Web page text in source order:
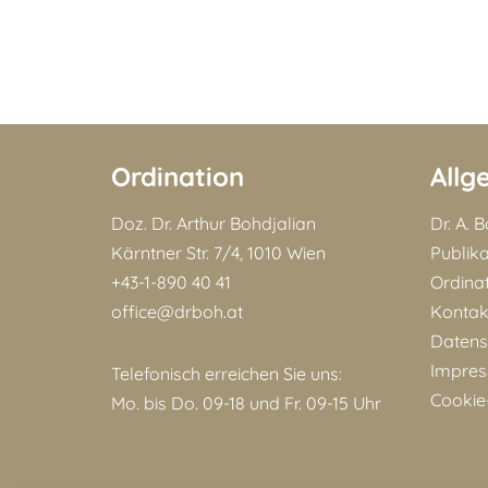
Ordination
Doz. Dr. Arthur Bohdjalian
Kärntner Str. 7/4, 1010 Wien
+43-1-890 40 41
office@drboh.at
Telefonisch erreichen Sie uns:
Mo. bis Do. 09-18 und Fr. 09-15 Uhr
Dr. A.